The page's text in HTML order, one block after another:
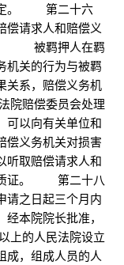
定。 第二十六
请求人和赔偿义
。 被羁押人在羁
机关的行为与被羁
关系，赔偿义务机
赔偿委员会处理
可以向有关单位和
偿义务机关对损害
听取赔偿请求人和
质证。 第二十八
之日起三个月内
本院院长批准，
的人民法院设立
成，组成人员的人